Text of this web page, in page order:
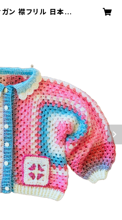
ン 襟フリル 日本製